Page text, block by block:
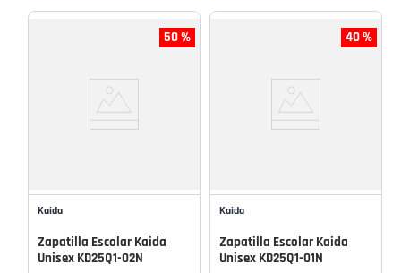
50 %
Kaida
Zapatilla Escolar Kaida
Unisex KD25Q1-02N
40 %
Kaida
Zapatilla Escolar Kaida
Unisex KD25Q1-01N